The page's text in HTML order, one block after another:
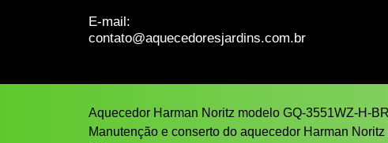
E-mail:
contato@aquecedoresjardins.com.br
Aquecedor Harman Noritz modelo GQ-3551WZ-H-BR
Manutenção e conserto do aquecedor Harman